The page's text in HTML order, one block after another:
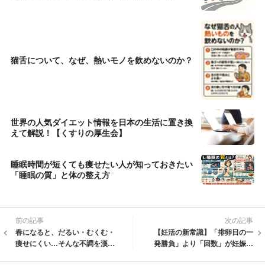
猫舌について、なぜ、熱いモノを飲めないのか？
世界の人気ダイエット情報を日本の生活に置き換
えて解説！【くすりの厚生会】
睡眠時間が短くても痩せたい人が知っておきたい
「睡眠の質」と体の整え方
前の記事
春になると、だるい・むくむ・
痩せにくい…そんな不調を漢方
次の記事
【妊活の新常識】「排卵日の一
発勝負」より「回数」が妊娠率